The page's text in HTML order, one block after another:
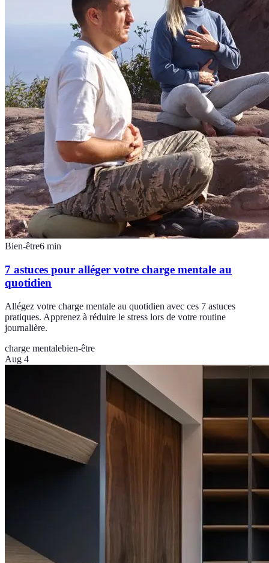
Bien-être6 min
7 astuces pour alléger votre charge mentale au
quotidien
Allégez votre charge mentale au quotidien avec ces 7 astuces
pratiques. Apprenez à réduire le stress lors de votre routine
journalière.
charge mentalebien-être
Aug 4